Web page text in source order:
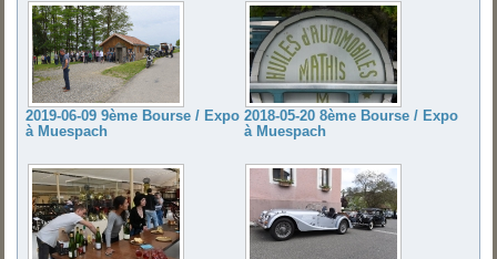
2019-06-09 9ème Bourse / Expo
à Muespach
2018-05-20 8ème Bourse / Expo
à Muespach